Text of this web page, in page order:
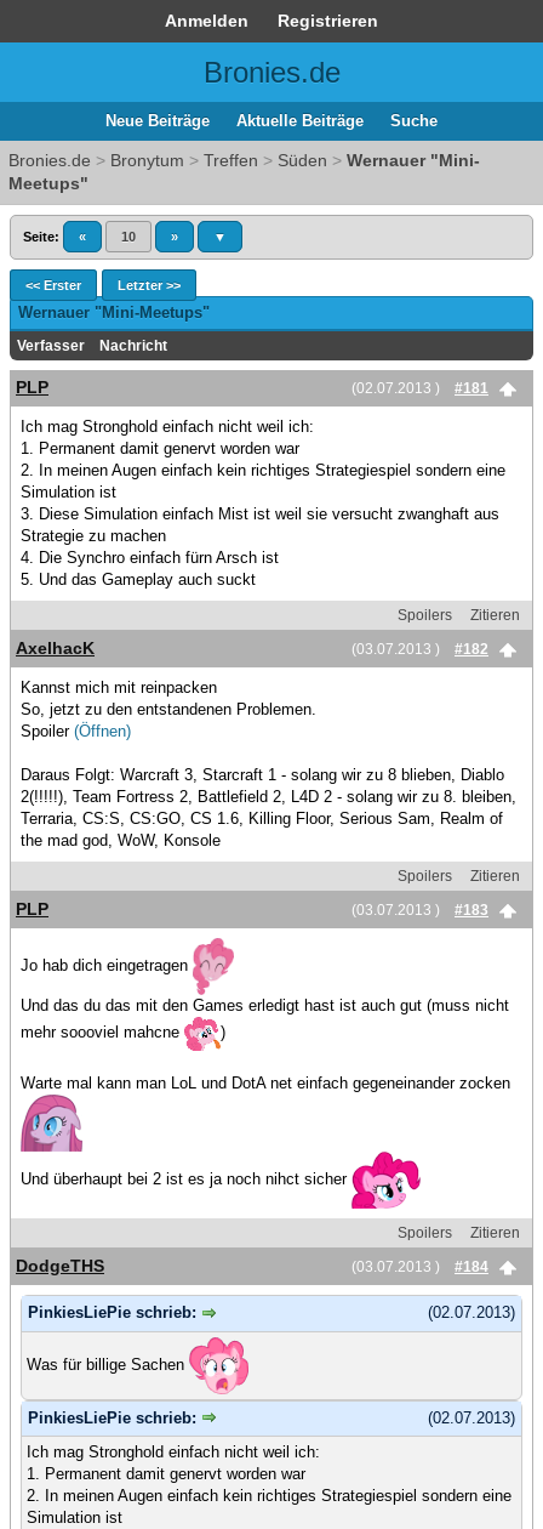
Anmelden Registrieren
Bronies.de
Neue Beiträge Aktuelle Beiträge Suche
Bronies.de > Bronytum > Treffen > Süden > Wernauer "Mini-
Meetups"
Seite: « 10 » ▼
<< Erster Letzter >>
Wernauer "Mini-Meetups"
Verfasser Nachricht
(02.07.2013 ) #181
PLP
Ich mag Stronghold einfach nicht weil ich:
1. Permanent damit genervt worden war
2. In meinen Augen einfach kein richtiges Strategiespiel sondern eine
Simulation ist
3. Diese Simulation einfach Mist ist weil sie versucht zwanghaft aus
Strategie zu machen
4. Die Synchro einfach fürn Arsch ist
5. Und das Gameplay auch suckt
Spoilers
Zitieren
(03.07.2013 )
#182
AxelhacK
Kannst mich mit reinpacken
So, jetzt zu den entstandenen Problemen.
Spoiler (Öffnen)
Daraus Folgt: Warcraft 3, Starcraft 1 - solang wir zu 8 blieben, Diablo
2(!!!!!), Team Fortress 2, Battlefield 2, L4D 2 - solang wir zu 8. bleiben,
Terraria, CS:S, CS:GO, CS 1.6, Killing Floor, Serious Sam, Realm of
the mad god, WoW, Konsole
Spoilers
Zitieren
(03.07.2013 )
#183
PLP
Jo hab dich eingetragen
Und das du das mit den Games erledigt hast ist auch gut (muss nicht
mehr soooviel mahcne
)
Warte mal kann man LoL und DotA net einfach gegeneinander zocken
Und überhaupt bei 2 ist es ja noch nihct sicher
Spoilers
Zitieren
(03.07.2013 )
#184
DodgeTHS
(02.07.2013)
PinkiesLiePie schrieb:
Was für billige Sachen
(02.07.2013)
PinkiesLiePie schrieb:
Ich mag Stronghold einfach nicht weil ich:
1. Permanent damit genervt worden war
2. In meinen Augen einfach kein richtiges Strategiespiel sondern eine
Simulation ist